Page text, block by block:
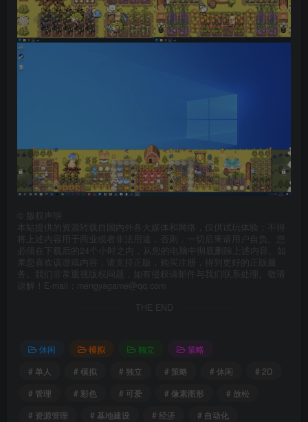
版权声明
本站提供的资源转载自国内外各大媒体和网络，仅供试玩体验；不得
将上述内容用于商业或者非法用途，否则，一切后果请用户自负。您
必须在下载后的24个小时之内，从您的电脑中彻底删除上述内容。如
果您喜欢该游戏内容，请支持正版，购买注册，得到更好的正版服
务。我们非常重视版权问题，如有侵权请邮件与我们联系处理。敬请
谅解！E-mail：mengyagame@qq.com
THE END
休闲 模拟 独立
策略
# 单人
# 模拟 # 独立 # 策略 # 休闲
# 2D
# 管理
# 彩色 # 可爱 # 像素图形
# 放松
# 资源管理
# 基地建设 # 经济
# 自动化